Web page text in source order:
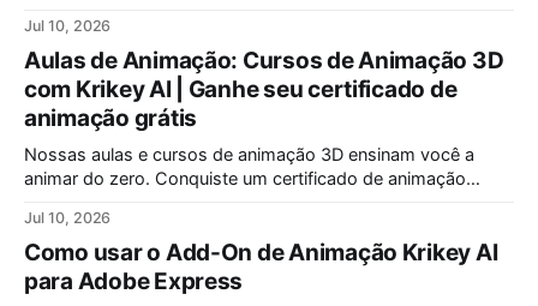
impactante e memorável, garantindo que sua mensagem
seja lembrada pelo seu público-alvo.
Jul 10, 2026
Aulas de Animação: Cursos de Animação 3D
com Krikey AI | Ganhe seu certificado de
animação grátis
Nossas aulas e cursos de animação 3D ensinam você a
animar do zero. Conquiste um certificado de animação
para iniciantes e programas especiais de animação para
crianças. Comece sua jornada criativa hoje!
Jul 10, 2026
Como usar o Add-On de Animação Krikey AI
para Adobe Express